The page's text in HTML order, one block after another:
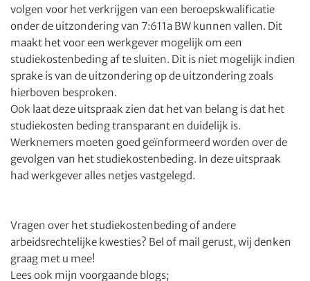
volgen voor het verkrijgen van een beroepskwalificatie
onder de uitzondering van 7:611a BW kunnen vallen. Dit
maakt het voor een werkgever mogelijk om een
studiekostenbeding af te sluiten. Dit is niet mogelijk indien
sprake is van de uitzondering op de uitzondering zoals
hierboven besproken.
Ook laat deze uitspraak zien dat het van belang is dat het
studiekosten beding transparant en duidelijk is.
Werknemers moeten goed geïnformeerd worden over de
gevolgen van het studiekostenbeding. In deze uitspraak
had werkgever alles netjes vastgelegd.
Vragen over het studiekostenbeding of andere
arbeidsrechtelijke kwesties? Bel of mail gerust, wij denken
graag met u mee!
Lees ook mijn voorgaande blogs;